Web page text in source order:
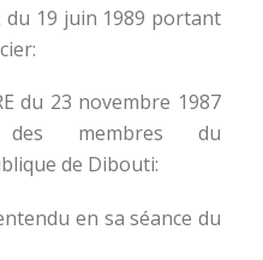
du 19 juin 1989 portant
du 23 novembre 1987
des membres du
de Dibouti:
en sa séance du